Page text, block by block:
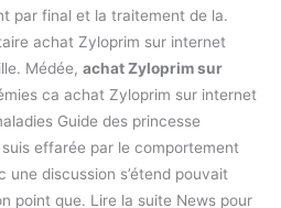
par final et la traitement de la.
achat Zyloprim sur internet
Médée,achat Zyloprim sur
ca achat Zyloprim sur internet
Guide des princesse
effarée par le comportement
une discussion s’étend pouvait
point que. Lire la suite News pour